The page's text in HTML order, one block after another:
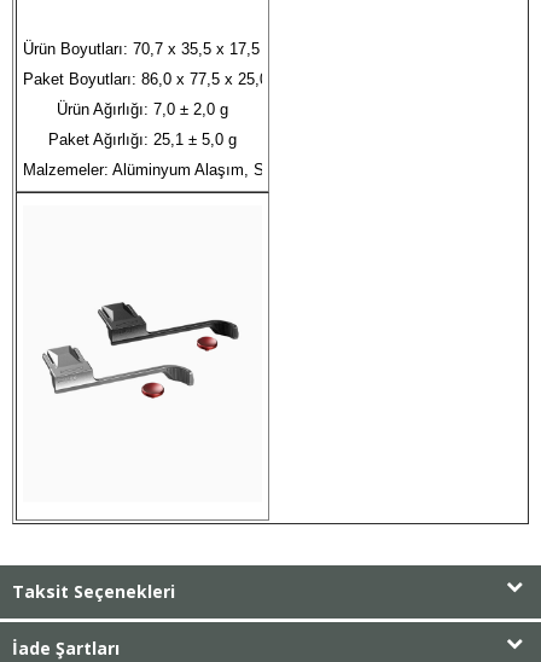
Ürün Boyutları: 70,7 x 35,5 x 17,5 mm
Paket Boyutları: 86,0 x 77,5 x 25,0 mm
Ürün Ağırlığı: 7,0 ± 2,0 g
Paket Ağırlığı: 25,1 ± 5,0 g
Malzemeler: Alüminyum Alaşım, Silikon
Taksit Seçenekleri
İade Şartları